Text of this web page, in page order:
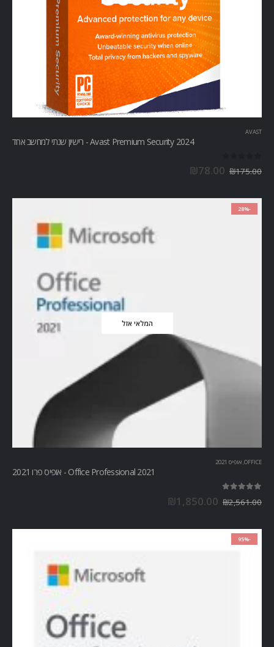
AVAST
Avast Premium Security 2024 - רישיון שנתי למחשב אחד
₪175.00
₪78.00
-28%
המלאי אזל
OFFICE
, אופיס 2021
Office Professional 2021 - אופיס פרו 2021
₪2,561.00
₪1,850.00
-95%